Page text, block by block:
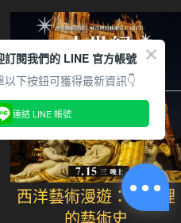
西洋藝術漫遊：城市裡
的藝術史
訂閱我們的 LINE 官方帳號
以下按鈕可獲得最新資訊👇
連結 LINE 帳號